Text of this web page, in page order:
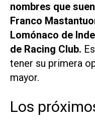
nombres que
Franco
Lomónaco de
de Racing Club.
tener su primera
mayor.
Los